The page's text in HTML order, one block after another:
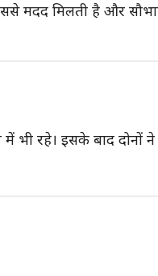
मदद मिलती है और
भी रहे। इसके बाद दोनों